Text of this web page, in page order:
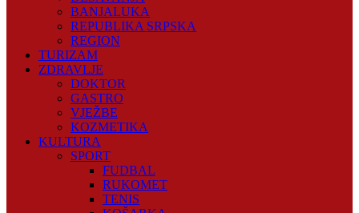
BANJALUKA
REPUBLIKA SRPSKA
REGION
TURIZAM
ZDRAVLJE
DOKTOR
GASTRO
VJEŽBE
KOZMETIKA
KULTURA
SPORT
FUDBAL
RUKOMET
TENIS